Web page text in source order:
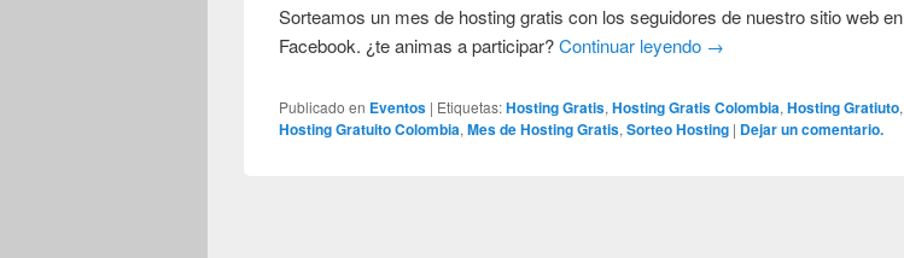
Sorteamos un mes de hosting gratis con los seguidores de nuestro sitio web en
Facebook. ¿te animas a participar?Continuar leyendo →
Publicado en Eventos | Etiquetas:Hosting Gratis,Hosting Gratis Colombia,Hosting Gratiuto,
Hosting Gratuito Colombia,Mes de Hosting Gratis,Sorteo Hosting | Dejar un comentario.